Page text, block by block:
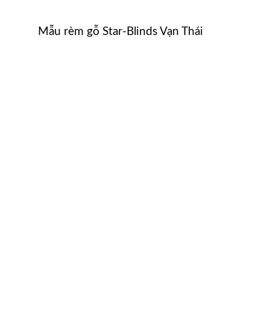
Mẫu rèm gỗ Star-Blinds Vạn Thái